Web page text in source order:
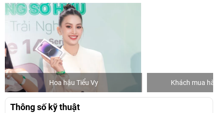
Hoa hậu Tiểu Vy Khách mua
Thông số kỹ thuật